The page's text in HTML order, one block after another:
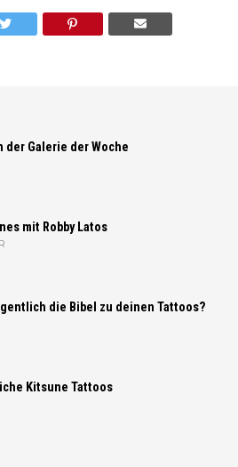
der Galerie der Woche
mit Robby Latos
die Bibel zu deinen Tattoos?
Kitsune Tattoos